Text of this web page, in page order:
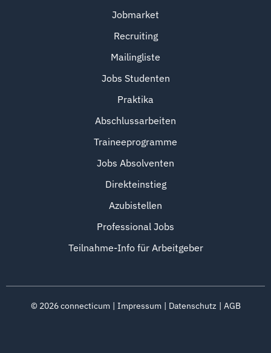
Jobmarket
Recruiting
Mailingliste
Jobs Studenten
Praktika
Abschlussarbeiten
Traineeprogramme
Jobs Absolventen
Direkteinstieg
Azubistellen
Professional Jobs
Teilnahme-Info für Arbeitgeber
© 2026connecticum Impressum Datenschutz AGB